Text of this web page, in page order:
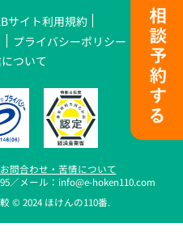
サイト利用規約
プライバシーポリシー
ついて
問合わせ・苦情について
／メール：info@e-hoken110.com
© 2024 ほけんの110番.